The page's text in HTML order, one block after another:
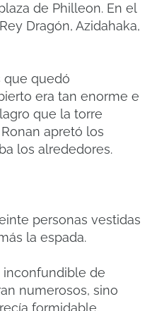
de Philleon. En el
Dragón, Azidahaka,
que quedó
era tan enorme e
que la torre
apretó los
los alrededores.
personas vestidas
la espada.
inconfundible de
numerosos, sino
formidable.